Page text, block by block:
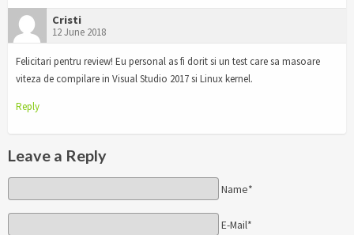
Cristi
12 June 2018
Felicitari pentru review! Eu personal as fi dorit si un test care sa masoare
viteza de compilare in Visual Studio 2017 si Linux kernel.
Reply
Leave a Reply
Name*
E-Mail*